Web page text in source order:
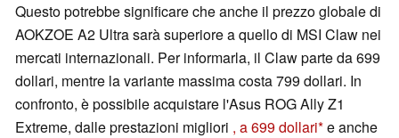
Questo potrebbe significare che anche il prezzo globale di
AOKZOE A2 Ultra sarà superiore a quello di MSI Claw nei
mercati internazionali. Per informarla, il Claw parte da 699
dollari, mentre la variante massima costa 799 dollari. In
confronto, è possibile acquistare l'Asus ROG Ally Z1
Extreme, dalle prestazioni migliori , a 699 dollari e anche